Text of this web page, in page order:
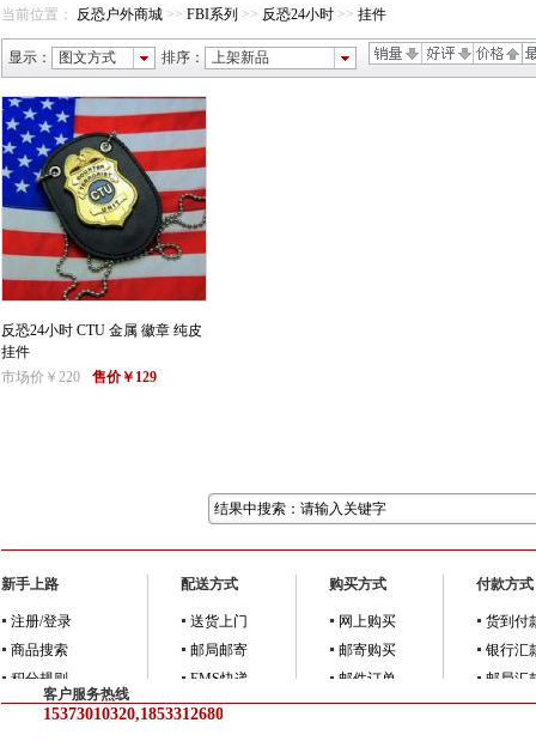
当前位置： 反恐户外商城 >> FBI系列 >> 反恐24小时 >> 挂件
显示： 图文方式 排序： 上架新品
反恐24小时 CTU 金属 徽章 纯皮
挂件
市场价￥220
售价￥129
新手上路
注册/登录
商品搜索
积分规则
配送方式
送货上门
邮局邮寄
EMS快递
购买方式
网上购买
邮寄购买
邮件订单
付款方式
货到付
银行汇
邮局汇
客户服务热线
15373010320,18533126805